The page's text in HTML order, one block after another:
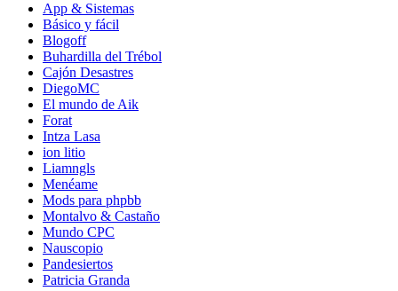
App & Sistemas
Básico y fácil
Blogoff
Buhardilla del Trébol
Cajón Desastres
DiegoMC
El mundo de Aik
Forat
Intza Lasa
ion litio
Liamngls
Menéame
Mods para phpbb
Montalvo & Castaño
Mundo CPC
Nauscopio
Pandesiertos
Patricia Granda